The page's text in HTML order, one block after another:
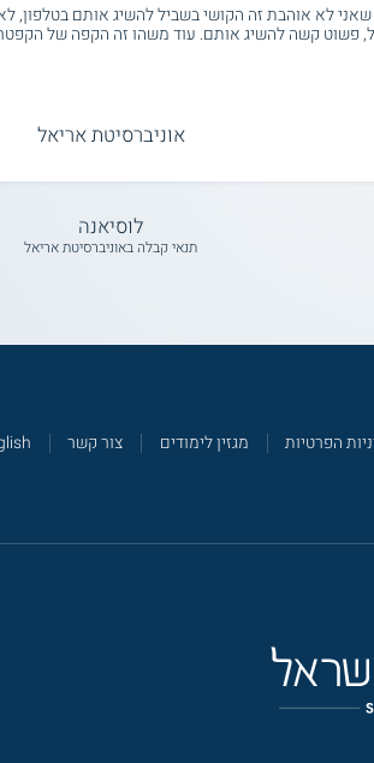
לא אוהבת זה הקושי בשביל להשיג אותם בטלפון,
פשוט קשה להשיג אותם. עוד משהו זה הקפה של
אוניברסיטת אריאל
לוסיאנה
תנאי קבלה באוניברסיטת אריאל
הפרטיות מגזין לימודים צור קשר